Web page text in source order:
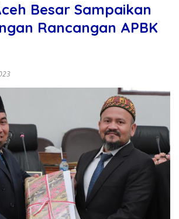
Besar Sampaikan
Rancangan APBK